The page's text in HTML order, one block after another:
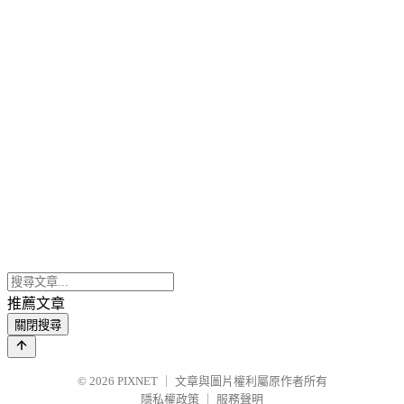
推薦文章
關閉搜尋
© 2026 PIXNET
文章與圖片權利屬原作者所有
隱私權政策
服務聲明